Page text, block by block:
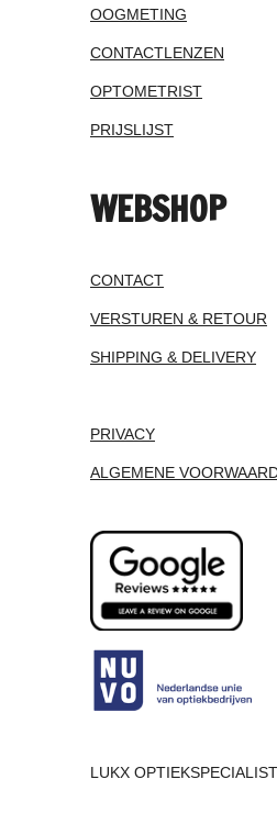
OOGMETING
CONTACTLENZEN
OPTOMETRIST
PRIJSLIJST
WEBSHOP
CONTACT
VERSTUREN & RETOUR
SHIPPING & DELIVERY
PRIVACY
ALGEMENE
LUKX